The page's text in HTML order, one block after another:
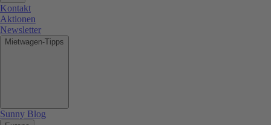
Kontakt
Aktionen
Newsletter
Mietwagen-Tipps
Sunny Blog